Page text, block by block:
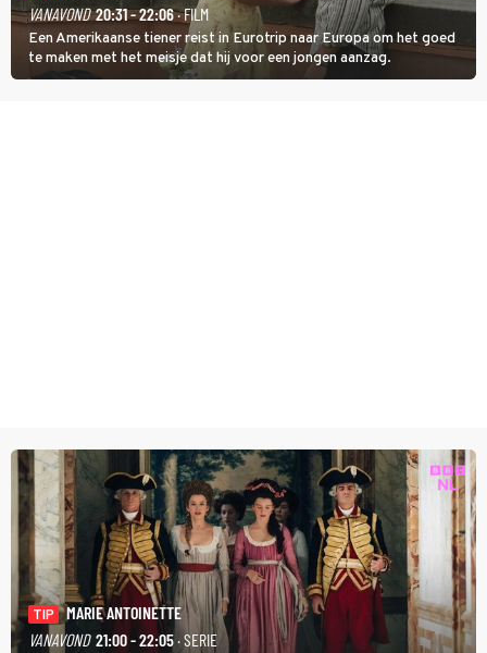
VANAVOND 20:31 - 22:06· FILM
Een Amerikaanse tiener reist in Eurotrip naar Europa om het goed
te maken met het meisje dat hij voor een jongen aanzag.
TIP
MARIE ANTOINETTE
VANAVOND 21:00 - 22:05· SERIE